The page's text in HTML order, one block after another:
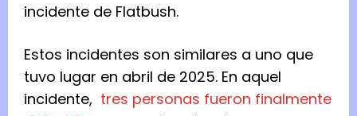
incidente de Flatbush.
Estos incidentes son similares a uno que
tuvo lugar en abril de 2025. En aquel
incidente, tres personas fueron finalmente